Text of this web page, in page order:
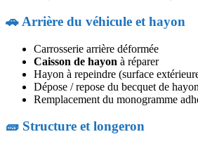
🚗 Arrière du véhicule et hayon
Carrosserie arrière déformée
Caisson de hayon à réparer
Hayon à repeindre (surface
Dépose / repose du becquet de hayon
Remplacement du monogramme
🧱 Structure et longeron